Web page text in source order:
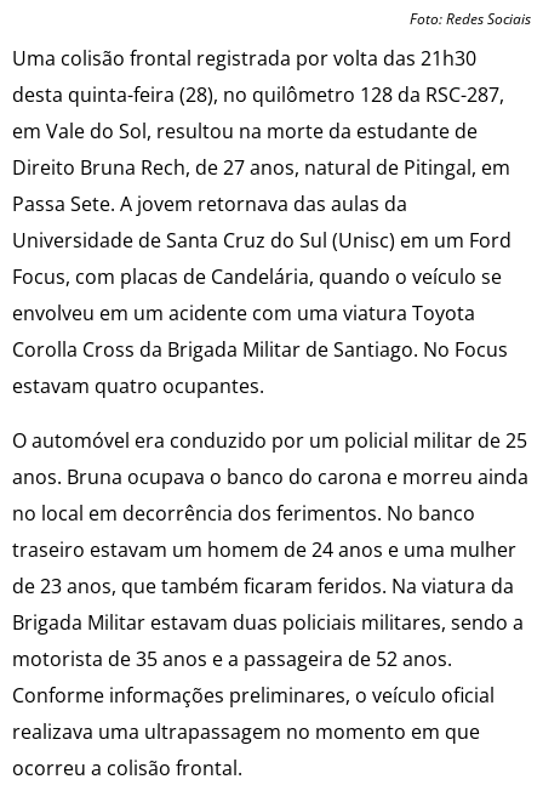
Foto: Redes Sociais
Uma colisão frontal registrada por volta das 21h30
desta quinta-feira (28), no quilômetro 128 da RSC-287,
em Vale do Sol, resultou na morte da estudante de
Direito Bruna Rech, de 27 anos, natural de Pitingal, em
Passa Sete. A jovem retornava das aulas da
Universidade de Santa Cruz do Sul (Unisc) em um Ford
Focus, com placas de Candelária, quando o veículo se
envolveu em um acidente com uma viatura Toyota
Corolla Cross da Brigada Militar de Santiago. No Focus
estavam quatro ocupantes.
O automóvel era conduzido por um policial militar de 25
anos. Bruna ocupava o banco do carona e morreu ainda
no local em decorrência dos ferimentos. No banco
traseiro estavam um homem de 24 anos e uma mulher
de 23 anos, que também ficaram feridos. Na viatura da
Brigada Militar estavam duas policiais militares, sendo a
motorista de 35 anos e a passageira de 52 anos.
Conforme informações preliminares, o veículo oficial
realizava uma ultrapassagem no momento em que
ocorreu a colisão frontal.